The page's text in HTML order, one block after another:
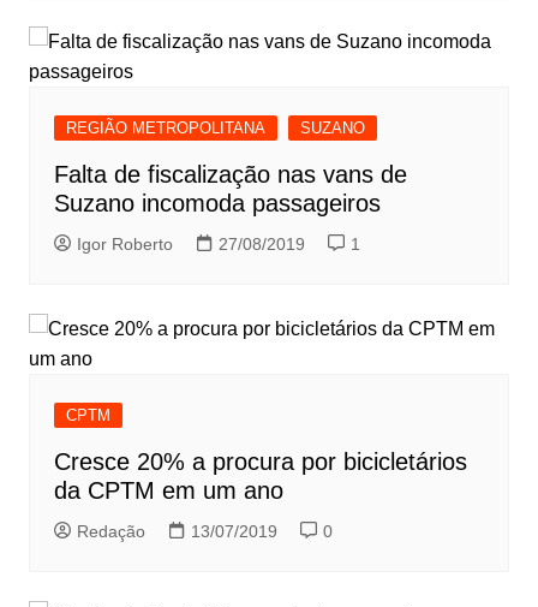
REGIÃO METROPOLITANA SUZANO
Falta de fiscalização nas vans de
Suzano incomoda passageiros
Igor Roberto 27/08/2019 1
CPTM
Cresce 20% a procura por bicicletários
da CPTM em um ano
Redação 13/07/2019 0